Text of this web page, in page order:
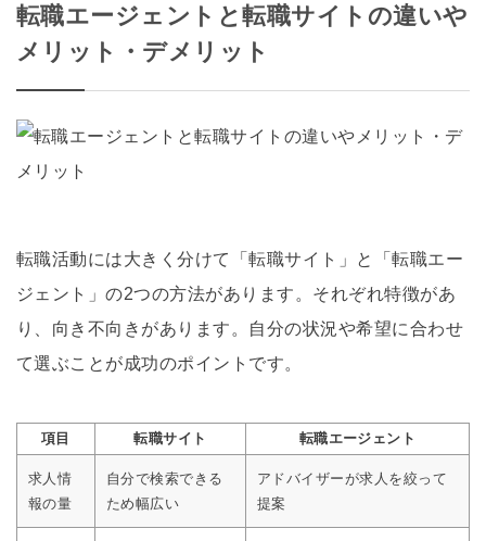
転職エージェントと転職サイトの違いや
メリット・デメリット
転職活動には大きく分けて「転職サイト」と「転職エー
ジェント」の2つの方法があります。それぞれ特徴があ
り、向き不向きがあります。自分の状況や希望に合わせ
て選ぶことが成功のポイントです。
項目 転職サイト 転職エージェント
求人情
報の量
自分で検索できる
ため幅広い
アドバイザーが求人を絞って
提案